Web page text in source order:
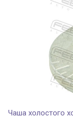
Чаша холостого